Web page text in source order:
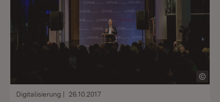
Digitalisierung 26.10.2017